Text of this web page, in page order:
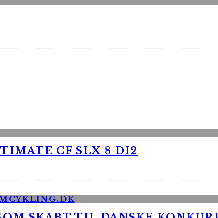
CF SLX 8 DI2